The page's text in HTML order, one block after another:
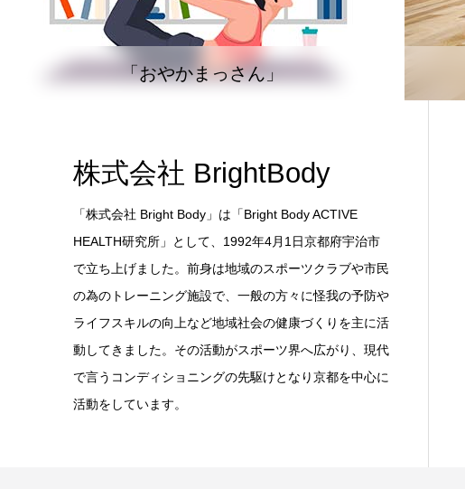
「おやかまっさん」
株式会社 BrightBody
「株式会社 Bright Body」は「Bright Body ACTIVE
HEALTH研究所」として、1992年4月1日京都府宇治市
で立ち上げました。前身は地域のスポーツクラブや市民
の為のトレーニング施設で、一般の方々に怪我の予防や
ライフスキルの向上など地域社会の健康づくりを主に活
動してきました。その活動がスポーツ界へ広がり、現代
で言うコンディショニングの先駆けとなり京都を中心に
活動をしています。